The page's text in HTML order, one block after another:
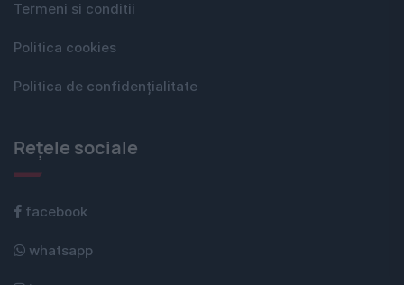
Termeni si conditii
Politica cookies
Politica de confidențialitate
Rețele sociale
facebook
whatsapp